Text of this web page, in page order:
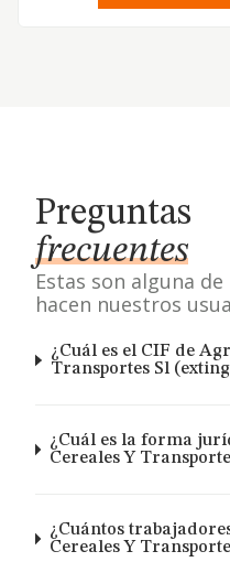
Preguntas
frecuentes
Estas son alguna
hacen nuestros
¿Cuál es el CIF de
Transportes Sl
¿Cuál es la forma
Cereales Y
¿Cuántos
Cereales Y